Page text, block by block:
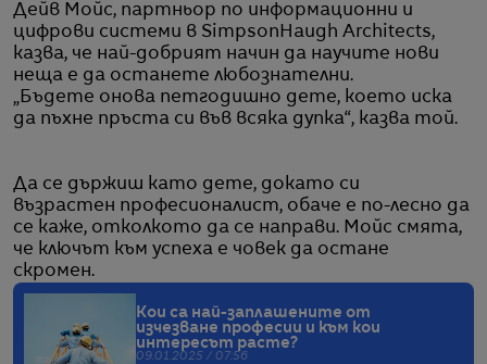
Дейв Мойс, партньор по информационни и
цифрови системи в SimpsonHaugh Architects,
казва, че най-добрият начин да научите нови
неща е да останете любознателни.
„Бъдете онова петгодишно дете, което иска
да пъхне пръста си във всяка дупка“, казва той.
Да се държиш като дете, докато си
възрастен професионалист, обаче е по-лесно да
се каже, отколкото да се направи. Мойс смята,
че ключът към успеха е човек да остане
скромен.
Кои са най-заплашените от
изчезване професии и към кои
интересът расте?
09.01.2025 / 07:56